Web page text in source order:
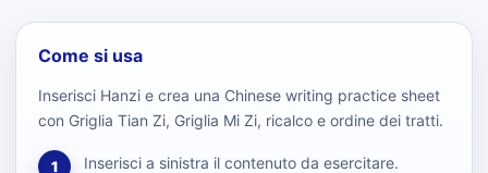
Come si usa
Inserisci Hanzi e crea una Chinese writing practice sheet
con Griglia Tian Zi, Griglia Mi Zi, ricalco e ordine dei tratti.
1 Inserisci a sinistra il contenuto da esercitare.